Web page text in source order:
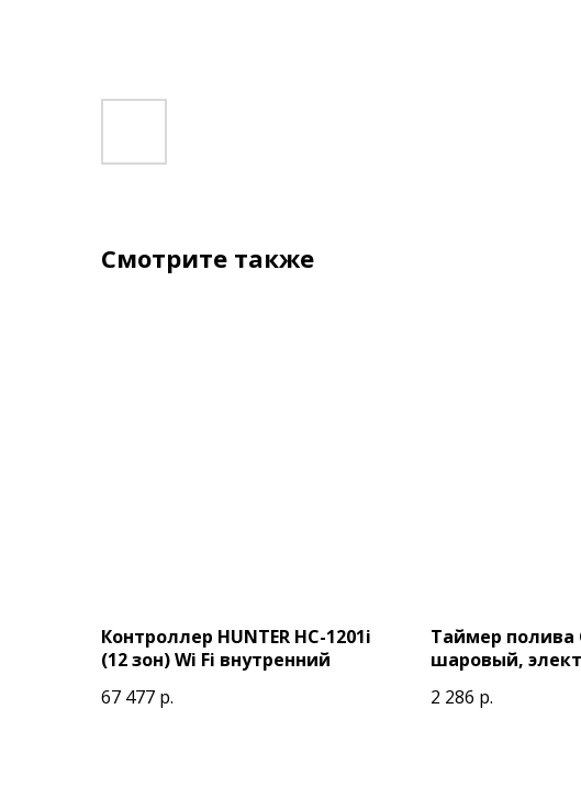
Смотрите также
Контроллер HUNTER HC-1201i
(12 зон) Wi Fi внутренний
67 477 р.
Таймер полива
шаровый,
2 286 р.